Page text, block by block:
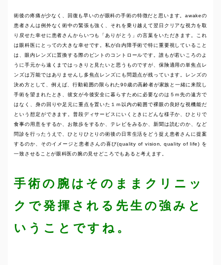
術後の疼痛が少なく、回復も早いのが眼科の手術の特徴だと思います。awakeの
患者さんは例外なく術中の緊張も強く、それを乗り越えて翌日クリアな視力を取
り戻せた幸せに患者さんからいつも「ありがとう」の言葉をいただきます。これ
は眼科医にとっての大きな幸せです。私が白内障手術で特に重要視していること
は、眼内レンズに置換する際のピントのコントロールです。誰もが若いころのよ
うに手元から遠くまではっきりと見たいと思うものですが、保険適用の単焦点レ
ンズは万能ではありませんし多焦点レンズにも問題点が残っています。レンズの
決め方として、例えば、行動範囲の限られた90歳の高齢者が家族と一緒に来院し
手術を望まれたとき、彼女が今後安全に暮らすために必要なのは５ｍ先の遠方で
はなく、身の回りや足元に重点を置いた１ｍ以内の範囲で裸眼の良好な視機能だ
という想定ができます。普段ディサービスにいくときにどんな様子か、ひとりで
食事の用意をするか、お散歩をするか、テレビをみるか、新聞は読むのか、など
問診を行ったうえで、ひとりひとりの術後の日常生活をどう捉え患者さんに提案
するのか、そのイメージと患者さんの喜び(quality of vision, quality of life) を
一致させることが眼科医の腕の見せどころでもあると考えます。
手術の腕はそのままクリニッ
クで発揮される先生の強みと
いうことですね。